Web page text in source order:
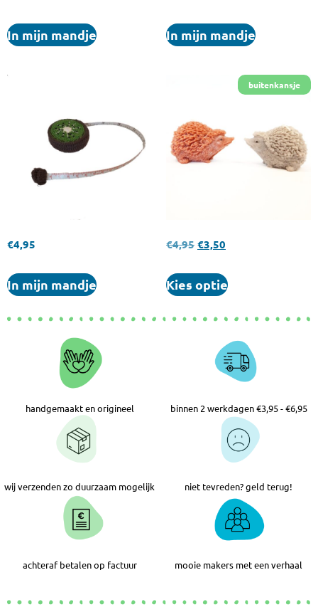
In mijn mandje In mijn mandje
€4,95
In mijn mandje
€4,95 €3,50
Kies optie
handgemaakt en origineel binnen 2 werkdagen €3,95 - €6,95
wij verzenden zo duurzaam mogelijk niet tevreden? geld terug!
achteraf betalen op factuur mooie makers met een verhaal